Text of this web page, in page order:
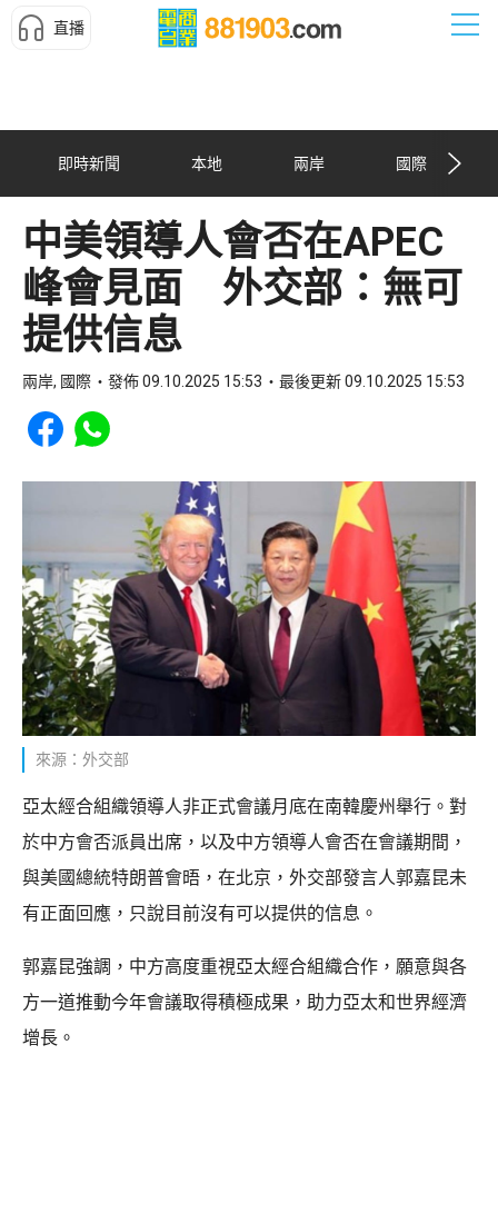
直播
即時新聞 本地 兩岸 國際
中美領導人會否在APEC
峰會見面 外交部：無可
提供信息
兩岸, 國際 發佈 09.10.2025 15:53 最後更新 09.10.2025 15:53
Share to Facebook
Share to WhatsApp
來源：外交部
亞太經合組織領導人非正式會議月底在南韓慶州舉行。對
於中方會否派員出席，以及中方領導人會否在會議期間，
與美國總統特朗普會晤，在北京，外交部發言人郭嘉昆未
有正面回應，只說目前沒有可以提供的信息。
郭嘉昆強調，中方高度重視亞太經合組織合作，願意與各
方一道推動今年會議取得積極成果，助力亞太和世界經濟
增長。